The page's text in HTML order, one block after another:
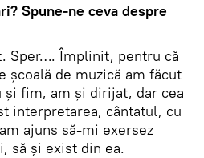
Spune-ne ceva despre
Sper…. Împlinit, pentru că
școală de muzică am făcut
fim, am și dirijat, dar cea
interpretarea, cântatul, cu
ajuns să-mi exersez
să și exist din ea.